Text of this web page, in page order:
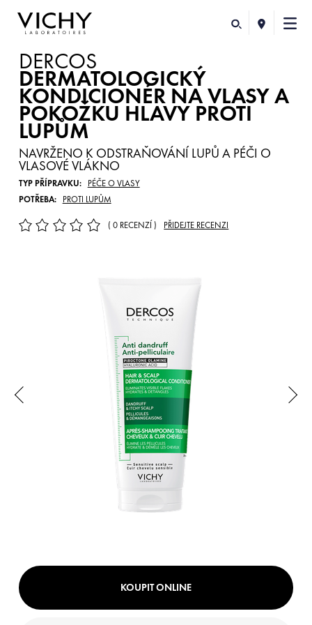
DERCOS
DERMATOLOGICKÝ
KONDICIONÉR NA VLASY A
POKOŽKU HLAVY PROTI
LUPŮM
NAVRŽENO K ODSTRAŇOVÁNÍ LUPŮ A PÉČI O
VLASOVÉ VLÁKNO
TYP PŘÍPRAVKU:
PÉČE O VLASY
POTŘEBA:
PROTI LUPŮM
( 0 RECENZÍ ) PŘIDEJTE RECENZI
KOUPIT ONLINE